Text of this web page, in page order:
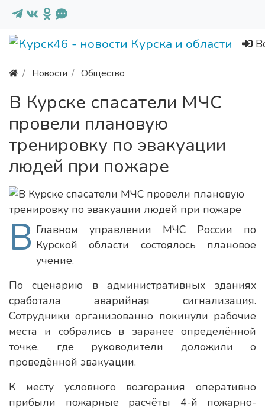
Новости Общество
В Курске спасатели МЧС
провели плановую
тренировку по эвакуации
людей при пожаре
В Главном управлении МЧС России по
Курской области состоялось плановое
учение.
По сценарию в административных зданиях
сработала аварийная сигнализация.
Сотрудники организованно покинули рабочие
места и собрались в заранее определённой
точке, где руководители доложили о
проведённой эвакуации.
К месту условного возгорания оперативно
прибыли пожарные расчёты 4-й пожарно-